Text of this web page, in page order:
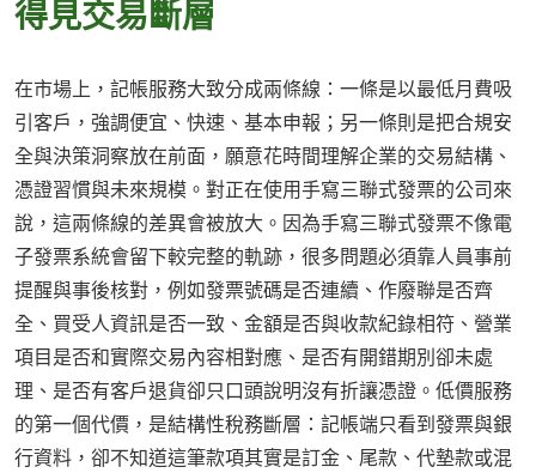
得見交易斷層
在市場上，記帳服務大致分成兩條線：一條是以最低月費吸
引客戶，強調便宜、快速、基本申報；另一條則是把合規安
全與決策洞察放在前面，願意花時間理解企業的交易結構、
憑證習慣與未來規模。對正在使用手寫三聯式發票的公司來
說，這兩條線的差異會被放大。因為手寫三聯式發票不像電
子發票系統會留下較完整的軌跡，很多問題必須靠人員事前
提醒與事後核對，例如發票號碼是否連續、作廢聯是否齊
全、買受人資訊是否一致、金額是否與收款紀錄相符、營業
項目是否和實際交易內容相對應、是否有開錯期別卻未處
理、是否有客戶退貨卻只口頭說明沒有折讓憑證。低價服務
的第一個代價，是結構性稅務斷層：記帳端只看到發票與銀
行資料，卻不知道這筆款項其實是訂金、尾款、代墊款或混